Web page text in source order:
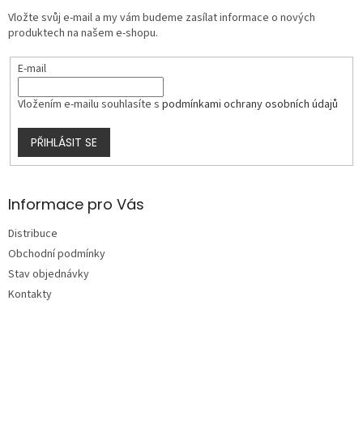
Vložte svůj e-mail a my vám budeme zasílat informace o nových
produktech na našem e-shopu.
E-mail
Vložením e-mailu souhlasíte s podmínkami ochrany osobních údajů
PŘIHLÁSIT SE
Informace pro Vás
Distribuce
Obchodní podmínky
Stav objednávky
Kontakty